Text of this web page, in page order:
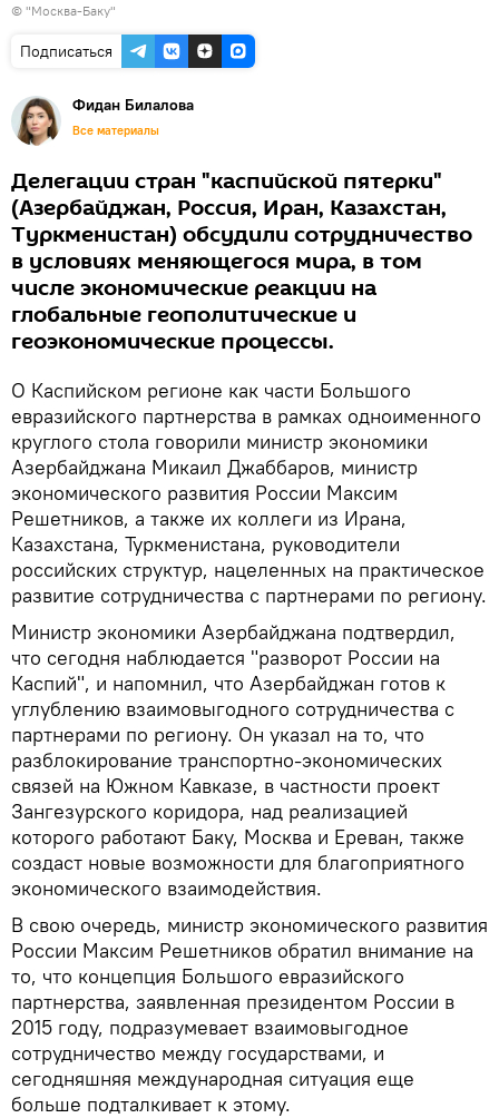
© "Москва-Баку"
Подписаться
Фидан Билалова
Все материалы
Делегации стран "каспийской пятерки"
(Азербайджан, Россия, Иран, Казахстан,
Туркменистан) обсудили сотрудничество
в условиях меняющегося мира, в том
числе экономические реакции на
глобальные геополитические и
геоэкономические процессы.
О Каспийском регионе как части Большого
евразийского партнерства в рамках одноименного
круглого стола говорили министр экономики
Азербайджана Микаил Джаббаров, министр
экономического развития России Максим
Решетников, а также их коллеги из Ирана,
Казахстана, Туркменистана, руководители
российских структур, нацеленных на практическое
развитие сотрудничества с партнерами по региону.
Министр экономики Азербайджана подтвердил,
что сегодня наблюдается "разворот России на
Каспий", и напомнил, что Азербайджан готов к
углублению взаимовыгодного сотрудничества с
партнерами по региону. Он указал на то, что
разблокирование транспортно-экономических
связей на Южном Кавказе, в частности проект
Зангезурского коридора, над реализацией
которого работают Баку, Москва и Ереван, также
создаст новые возможности для благоприятного
экономического взаимодействия.
В свою очередь, министр экономического развития
России Максим Решетников обратил внимание на
то, что концепция Большого евразийского
партнерства, заявленная президентом России в
2015 году, подразумевает взаимовыгодное
сотрудничество между государствами, и
сегодняшняя международная ситуация еще
больше подталкивает к этому.